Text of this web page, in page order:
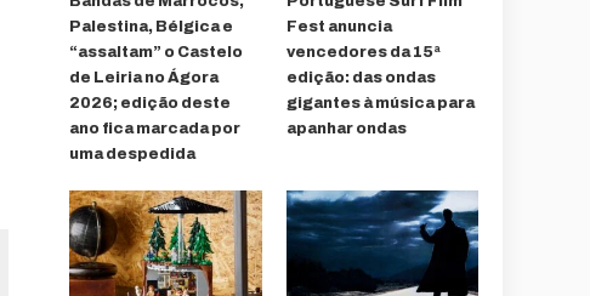
Palestina, Bélgica e
“assaltam” o Castelo
de Leiria no Ágora
2026; edição deste
ano fica marcada por
uma despedida
Fest anuncia
vencedores da 15ª
edição: das ondas
gigantes à música para
apanhar ondas